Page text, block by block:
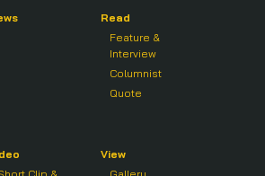
Read
Feature &
Interview
Columnist
Quote
Clip &
View
Gallery